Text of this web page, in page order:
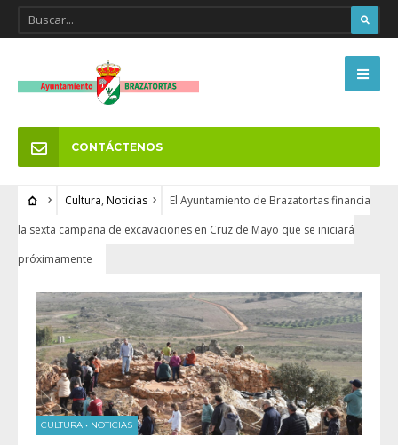
CONTÁCTENOS
Cultura, Noticias
El Ayuntamiento de Brazatortas financia
la sexta campaña de excavaciones en Cruz de Mayo que se iniciará
próximamente
CULTURA • NOTICIAS